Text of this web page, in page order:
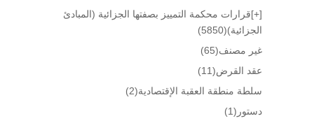
[+]قرارات محكمة التمييز بصفتها الجزائية (المبادئ
الجزائية)(5850)
غير مصنف(65)
عقد القرض(11)
سلطة منطقة العقبة الإقتصادية(2)
دستور (1)